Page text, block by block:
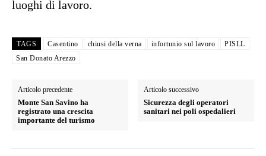
luoghi di lavoro.
TAGS Casentino chiusi della verna infortunio sul lavoro
PISLL
San Donato Arezzo
Articolo precedente
Monte San Savino ha
registrato una crescita
importante del turismo
Articolo successivo
Sicurezza degli operatori
sanitari nei poli ospedalieri